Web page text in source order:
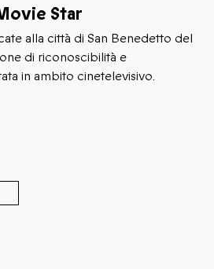
Star
alla città di San Benedetto del
di riconoscibilità e
in ambito cinetelevisivo.